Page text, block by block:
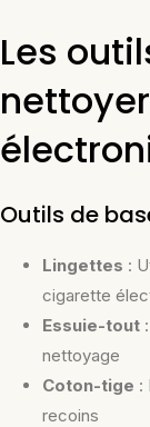
Les
Outils de
Lingettes :
cigarette
Essuie-tout:
nettoyage
Coton-tige :
recoins